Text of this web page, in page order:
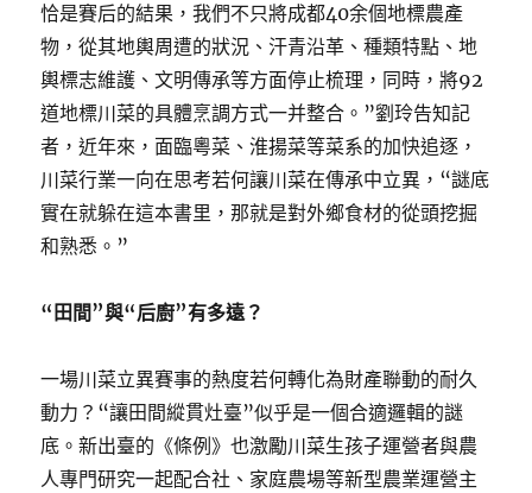
恰是賽后的結果，我們不只將成都40余個地標農產
物，從其地輿周遭的狀況、汗青沿革、種類特點、地
輿標志維護、文明傳承等方面停止梳理，同時，將92
道地標川菜的具體烹調方式一并整合。”劉玲告知記
者，近年來，面臨粵菜、淮揚菜等菜系的加快追逐，
川菜行業一向在思考若何讓川菜在傳承中立異，“謎底
實在就躲在這本書里，那就是對外鄉食材的從頭挖掘
和熟悉。”
“田間”與“后廚”有多遠？
一場川菜立異賽事的熱度若何轉化為財產聯動的耐久
動力？“讓田間縱貫灶臺”似乎是一個合適邏輯的謎
底。新出臺的《條例》也激勵川菜生孩子運營者與農
人專門研究一起配合社、家庭農場等新型農業運營主